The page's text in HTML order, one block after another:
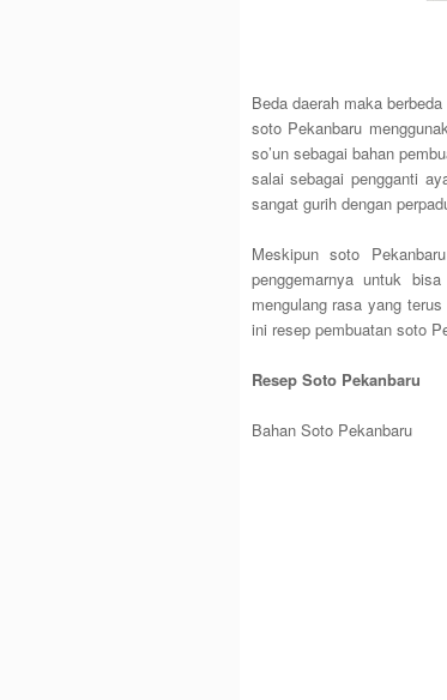
Beda daerah maka
soto Pekanbaru
so’un sebagai bahan
salai sebagai pengganti
sangat gurih dengan
Meskipun soto
penggemarnya untuk
mengulang rasa yang
ini resep pembuatan soto
Resep Soto Pekanbaru
Bahan Soto Pekanbaru